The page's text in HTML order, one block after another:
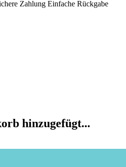
Zahlung Einfache Rückgabe
hinzugefügt...